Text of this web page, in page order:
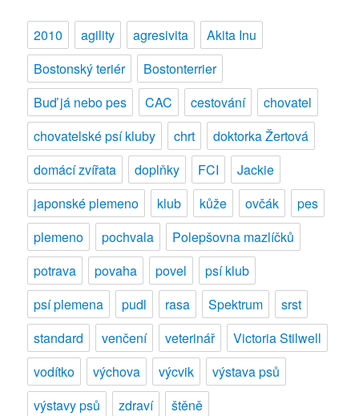
2010 agility agresivita
Akita Inu
Bostonský teriér
Bostonterrier
Buď já nebo pes
CAC cestování
chovatel
chovatelské psí kluby
chrt
doktorka Žertová
domácí zvířata
doplňky FCI
Jackie
japonské plemeno
klub kůže ovčák
pes
plemeno
pochvala
Polepšovna mazlíčků
potrava
povaha povel
psí klub
psí plemena
pudl rasa Spektrum
srst
standard
venčení veterinář
Victoria Stilwell
vodítko
výchova výcvik
výstava psů
výstavy psů
zdraví štěně